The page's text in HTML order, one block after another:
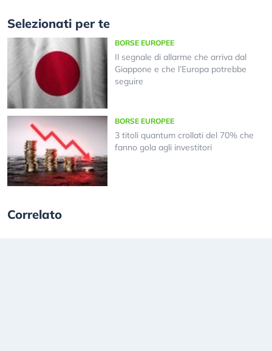
Selezionati per te
BORSE EUROPEE
Il segnale di allarme che arriva dal
Giappone e che l’Europa potrebbe
seguire
BORSE EUROPEE
3 titoli quantum crollati del 70% che
fanno gola agli investitori
Correlato